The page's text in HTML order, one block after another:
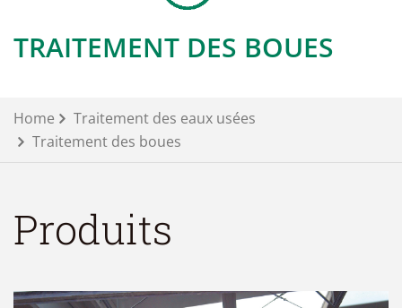
TRAITEMENT DES BOUES
Home
Traitement des eaux usées
Traitement des boues
Produits